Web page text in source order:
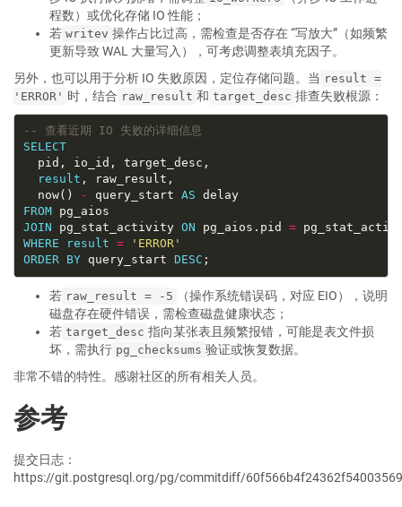
程数）或优化存储 IO 性能；
若 writev 操作占比过高，需检查是否存在 “写放大”（如频繁
更新导致 WAL 大量写入），可考虑调整表填充因子。
另外，也可以用于分析 IO 失败原因，定位存储问题。当 result =
'ERROR' 时，结合 raw_result 和 target_desc 排查失败根源：
SELECT
result
  now()
- query_start AS
delay
FROM
JOIN pg_stat_activity ON pg_aios.pid =
WHERE
result =
'ERROR'
ORDER
BY query_start DESC
若 raw_result = -5
（操作系统错误码，对应 EIO），说明
磁盘存在硬件错误，需检查磁盘健康状态；
若 target_desc 指向某张表且频繁报错，可能是表文件损
坏，需执行 pg_checksums 验证或恢复数据。
非常不错的特性。感谢社区的所有相关人员。
参考
提交日志：
https://git.postgresql.org/pg/commitdiff/